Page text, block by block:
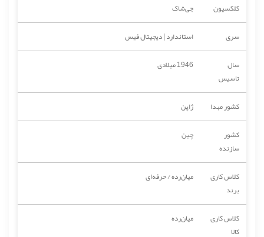
کلکسیون
جی‌شاک
سری
استاندارد | دیجیتال فیس
سال
تاسیس
1946 میلادی
کشور مبدا
ژاپن
کشور
سازنده
چین
کلاس کاری
برند
میان‌رده / حرفه‌ای
کلاس کاری
کالا
میان‌رده